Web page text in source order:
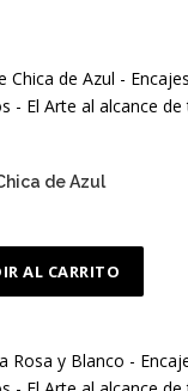
de Azul
AL CARRITO